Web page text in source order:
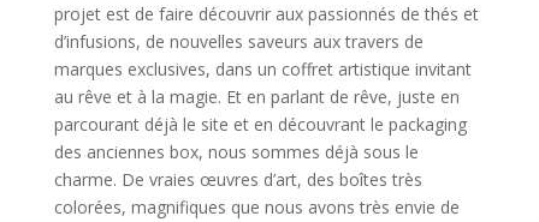
projet est de faire découvrir aux passionnés de thés et
d’infusions, de nouvelles saveurs aux travers de
marques exclusives, dans un coffret artistique invitant
au rêve et à la magie. Et en parlant de rêve, juste en
parcourant déjà le site et en découvrant le packaging
des anciennes box, nous sommes déjà sous le
charme. De vraies œuvres d’art, des boîtes très
colorées, magnifiques que nous avons très envie de